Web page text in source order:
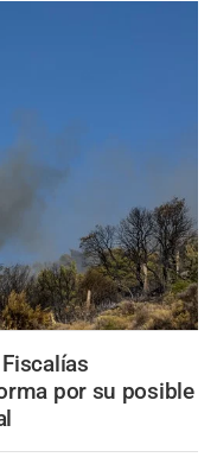
Fiscalías
por su posible